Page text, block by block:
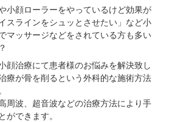
小顔ローラーをやっているけど効果が
スラインをシュッとさせたい」など小
マッサージなどをされている方も多い
顔治療にて患者様のお悩みを解決致し
療が骨を削るという外科的な施術方法
周波、超音波などの治療方法により手
できます。